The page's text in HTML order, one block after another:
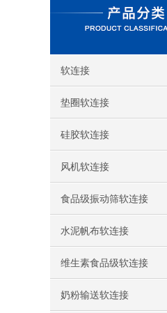
软连接
垫圈软连接
硅胶软连接
风机软连接
食品级振动筛软连接
水泥帆布软连接
维生素食品级软连接
奶粉输送软连接